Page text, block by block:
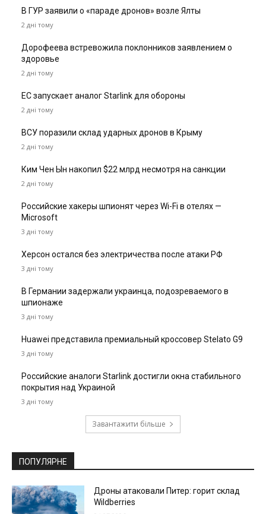
В ГУР заявили о «параде дронов» возле Ялты
2 дні тому
Дорофеева встревожила поклонников заявлением о
здоровье
2 дні тому
ЕС запускает аналог Starlink для обороны
2 дні тому
ВСУ поразили склад ударных дронов в Крыму
2 дні тому
Ким Чен Ын накопил $22 млрд несмотря на санкции
2 дні тому
Российские хакеры шпионят через Wi-Fi в отелях —
Microsoft
3 дні тому
Херсон остался без электричества после атаки РФ
3 дні тому
В Германии задержали украинца, подозреваемого в
шпионаже
3 дні тому
Huawei представила премиальный кроссовер Stelato G9
3 дні тому
Российские аналоги Starlink достигли окна стабильного
покрытия над Украиной
3 дні тому
Завантажити більше
ПОПУЛЯРНЕ
Дроны атаковали Питер: горит склад
Wildberries